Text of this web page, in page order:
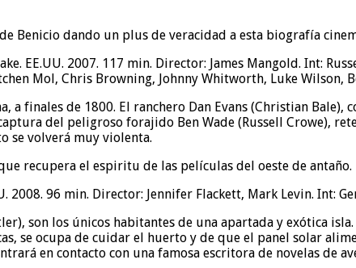
Benicio dando un plus de veracidad a esta biografía
EE.UU. 2007. 117 min. Director: James Mangold. Int:
Mol, Chris Browning, Johnny Whitworth, Luke Wilson,
a finales de 1800. El ranchero Dan Evans (Christian
del peligroso forajido Ben Wade (Russell Crowe),
se volverá muy violenta.
recupera el espiritu de las películas del oeste de antaño.
2008. 96 min. Director: Jennifer Flackett, Mark Levin. Int:
son los únicos habitantes de una apartada y exótica
se ocupa de cuidar el huerto y de que el panel solar
en contacto con una famosa escritora de novelas de